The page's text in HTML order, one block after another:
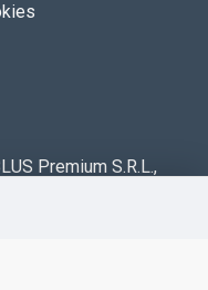
Premium S.R.L.,
Powered by